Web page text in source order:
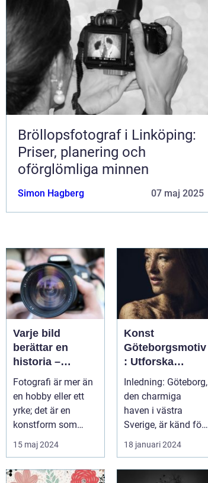
Bröllopsfotograf i Linköping:
Priser, planering och
oförglömliga minnen
Simon Hagberg 07 maj 2025
Varje bild
berättar en
historia –
konsten att vara
fotograf
Fotografi är mer än
en hobby eller ett
yrke; det är en
konstform som
möjliggör för oss att
frysa ögo...
15 maj 2024
Konst
Göteborgsmotiv
: Utforska
Göteborgs
konstscen
genom motiv
och målningar
Inledning: Göteborg,
den charmiga
haven i västra
Sverige, är känd för
sin rika konstscen
och inspire...
18 januari 2024